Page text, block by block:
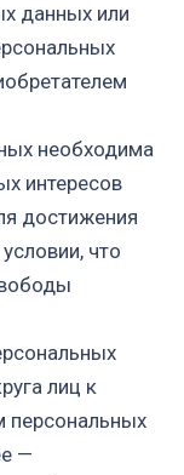
данных или
необходима
интересов
достижения
что
лиц к
персональных
—